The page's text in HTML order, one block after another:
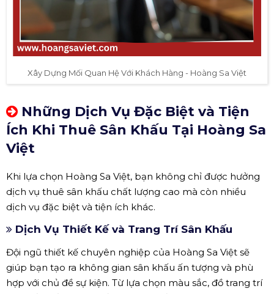
Xây Dựng Mối Quan Hệ Với Khách Hàng - Hoàng Sa Việt
Những Dịch Vụ Đặc Biệt và Tiện
Ích Khi Thuê Sân Khấu Tại Hoàng Sa
Việt
Khi lựa chọn Hoàng Sa Việt, bạn không chỉ được hưởng
dịch vụ thuê sân khấu chất lượng cao mà còn nhiều
dịch vụ đặc biệt và tiện ích khác.
Dịch Vụ Thiết Kế và Trang Trí Sân Khấu
Đội ngũ thiết kế chuyên nghiệp của Hoàng Sa Việt sẽ
giúp bạn tạo ra không gian sân khấu ấn tượng và phù
hợp với chủ đề sự kiện. Từ lựa chọn màu sắc, đồ trang trí